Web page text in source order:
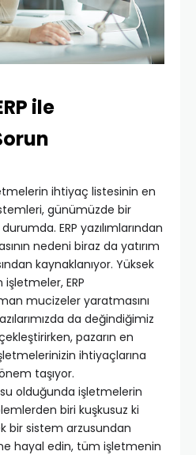
ile
ihtiyaç listesinin en
günümüzde bir
ERP yazılımlarından
nedeni biraz da yatırım
kaynaklanıyor. Yüksek
ERP
mucizeler yaratmasını
da değindiğimiz
pazarın en
ihtiyaçlarına
taşıyor.
olduğunda işletmelerin
biri kuşkusuz ki
bir sistem arzusundan
hayal edin, tüm işletmenin